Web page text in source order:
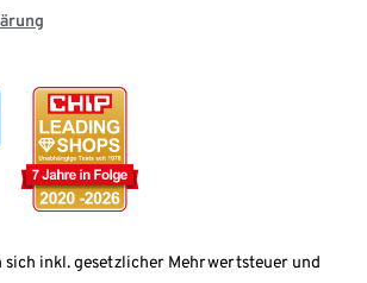
sich inkl. gesetzlicher Mehrwertsteuer und